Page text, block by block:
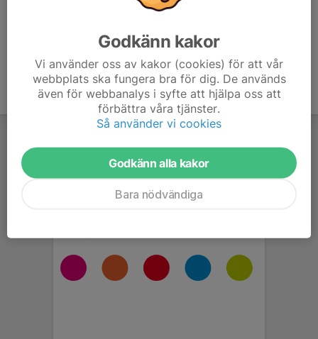
Godkänn kakor
Vi använder oss av kakor (cookies) för att vår
webbplats ska fungera bra för dig. De används
även för webbanalys i syfte att hjälpa oss att
förbättra våra tjänster.
Så använder vi cookies
Godkänn alla kakor
Bara nödvändiga